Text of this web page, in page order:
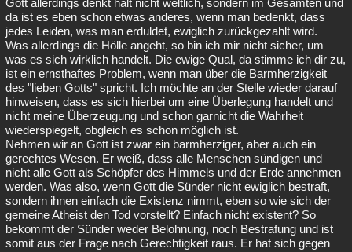
Gott allerdings denkt halt nicht weltlich, sondern im Gesamten und
da ist es eben schon etwas anderes, wenn man bedenkt, dass
jedes Leiden, was man erduldet, ewiglich zurückgezahlt wird.
Was allerdings die Hölle angeht, so bin ich mir nicht sicher, um
was es sich wirklich handelt. Die ewige Qual, da stimme ich dir zu,
ist ein ernsthaftes Problem, wenn man über die Barmherzigkeit
des "lieben Gotts" spricht. Ich möchte an der Stelle wieder darauf
hinweisen, dass es sich hierbei um eine Überlegung handelt und
nicht meine Überzeugung und schon garnicht die Wahrheit
wiederspiegelt, obgleich es schon möglich ist.
Nehmen wir an Gott ist zwar ein barmherziger, aber auch ein
gerechtes Wesen. Er weiß, dass alle Menschen sündigen und
nicht alle Gott als Schöpfer des Himmels und der Erde annehmen
werden. Was also, wenn Gott die Sünder nicht ewiglich bestraft,
sondern ihnen einfach die Existenz nimmt, eben so wie sich der
gemeine Atheist den Tod vorstellt? Einfach nicht existent? So
bekommt der Sünder weder Belohnung, noch Bestrafung und ist
somit aus der Frage nach Gerechtigkeit raus. Er hat sich gegen